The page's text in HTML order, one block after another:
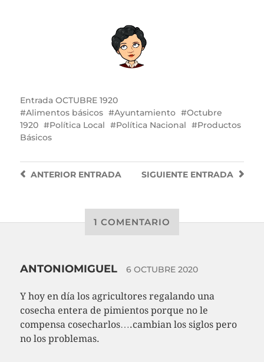
Entrada OCTUBRE 1920
Alimentos básicos
Ayuntamiento
Octubre
1920
Política Local Política Nacional
Productos
Básicos
SIGUIENTE ENTRADA
ANTERIORENTRADA
1 COMENTARIO
ANTONIOMIGUEL 6 OCTUBRE 2020
Y hoy en día los agricultores regalando una
cosecha entera de pimientos porque no le
compensa cosecharlos….cambian los siglos pero
no los problemas.